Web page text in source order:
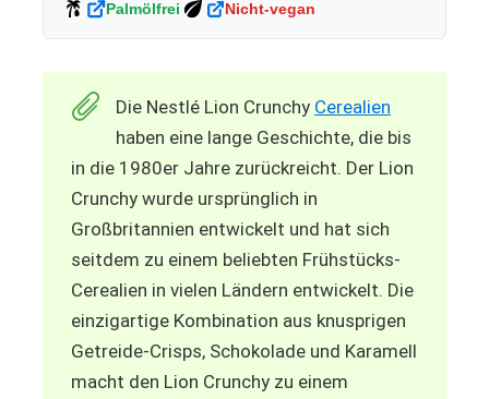
Palmölfrei Nicht-vegan
Die Nestlé Lion Crunchy Cerealien
haben eine lange Geschichte, die bis
in die 1980er Jahre zurückreicht. Der Lion
Crunchy wurde ursprünglich in
Großbritannien entwickelt und hat sich
seitdem zu einem beliebten Frühstücks-
Cerealien in vielen Ländern entwickelt. Die
einzigartige Kombination aus knusprigen
Getreide-Crisps, Schokolade und Karamell
macht den Lion Crunchy zu einem